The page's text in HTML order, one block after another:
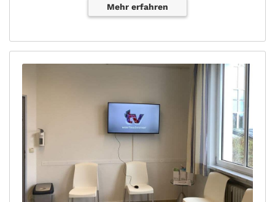
Mehr erfahren